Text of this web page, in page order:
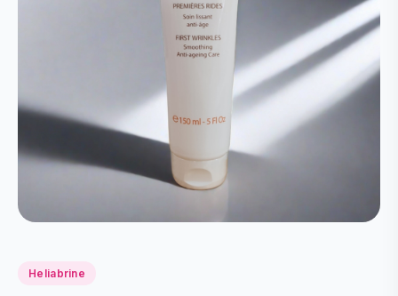
Heliabrine